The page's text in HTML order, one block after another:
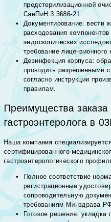
предстерилизационной
СанПиН 3.3686-21.
Документирование: вести
расходования
эндоскопических
требование лицензионного
Дезинфекция корпуса:
проводить разрешенными
согласно инструкции
правилам.
Преимущества заказа
гастроэнтеролога в
Наша компания
сертифицированного
гастроэнтерологического
Полное соответствие
регистрационные
сопроводительную
требованиям Минздрава
Готовое решение: укладка